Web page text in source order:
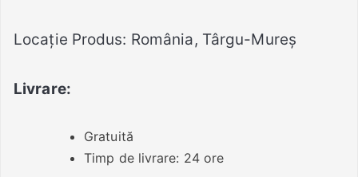
Locație Produs: România, Târgu-Mureș
Livrare:
Gratuită
Timp de livrare: 24 ore